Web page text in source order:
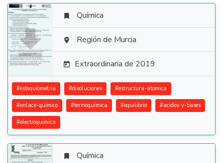

 Química
 Región de Murcia
 Extraordinaria de 2019
#estequiometria #disoluciones #estructura-atomica
#enlace-quimico #termoquimica #equilibrio #acidos-y-bases
#electroquimica
 Química